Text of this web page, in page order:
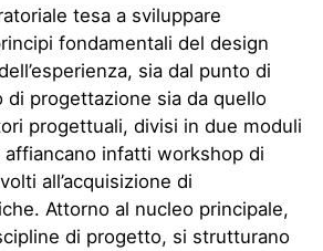
tesa a sviluppare
fondamentali del design
sia dal punto di
di progettazione sia da quello
progettuali, divisi in due moduli
infatti workshop di
all’acquisizione di
Attorno al nucleo principale,
di progetto, si strutturano